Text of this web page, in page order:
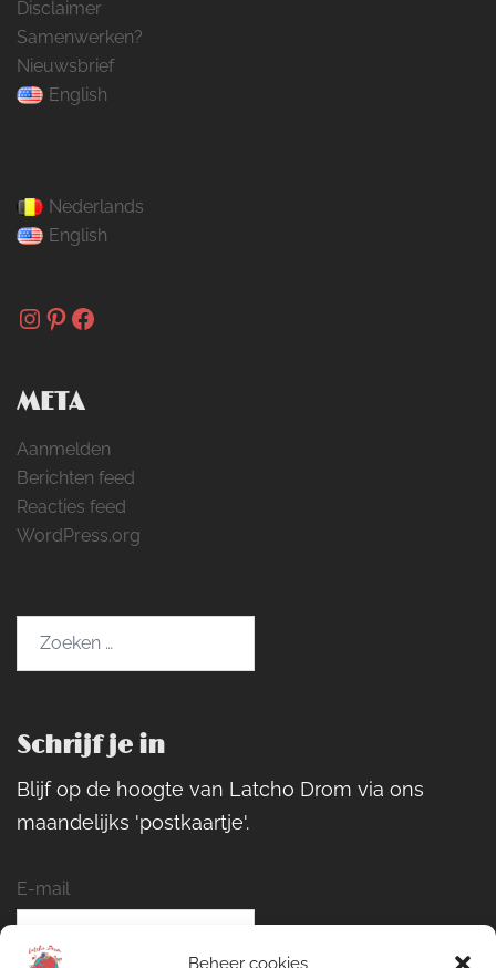
Beheer cookies
Disclaimer
Samenwerken?
Nieuwsbrief
English
Nederlands
English
Instagram
Pinterest
Facebook
META
Aanmelden
Berichten feed
Reacties feed
WordPress.org
Schrijf je in
Blijf op de hoogte van Latcho Drom via ons
maandelijks 'postkaartje'.
E-mail